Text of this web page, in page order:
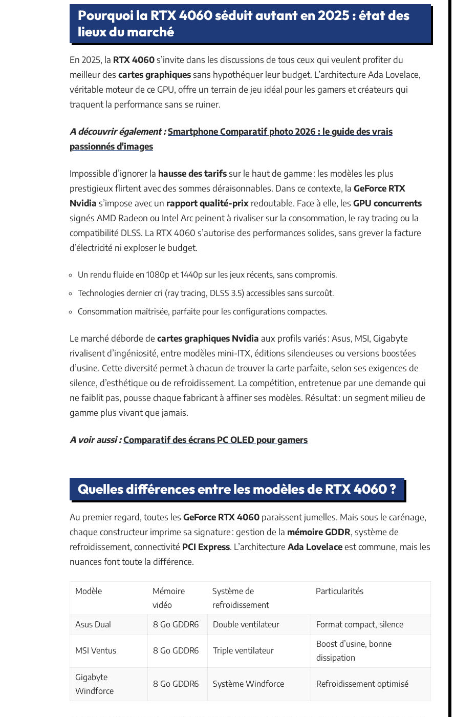
Pourquoi la RTX 4060 séduit autant en 2025 : état des
lieux du marché
En 2025, la RTX 4060s’invite dans les discussions de tous ceux qui veulent profiter du
meilleur des cartes graphiquessans hypothéquer leur budget. L’architecture Ada Lovelace,
véritable moteur de ce GPU, offre un terrain de jeu idéal pour les gamers et créateurs qui
traquent la performance sans se ruiner.
A découvrir également :Smartphone Comparatif photo 2026 : le guide des vrais
passionnés d'images
Impossible d’ignorer la hausse des tarifssur le haut de gamme : les modèles les plus
prestigieux flirtent avec des sommes déraisonnables. Dans ce contexte, la GeForce RTX
Nvidia s’impose avec un rapport qualité-prix redoutable. Face à elle, les GPU concurrents
signés AMD Radeon ou Intel Arc peinent à rivaliser sur la consommation, le ray tracing ou la
compatibilité DLSS. La RTX 4060 s’autorise des performances solides, sans grever la facture
d’électricité ni exploser le budget.
Un rendu fluide en 1080p et 1440p sur les jeux récents, sans compromis.
Technologies dernier cri (ray tracing, DLSS 3.5) accessibles sans surcoût.
Consommation maîtrisée, parfaite pour les configurations compactes.
Le marché déborde de cartes graphiques Nvidia aux profils variés : Asus, MSI, Gigabyte
rivalisent d’ingéniosité, entre modèles mini-ITX, éditions silencieuses ou versions boostées
d’usine. Cette diversité permet à chacun de trouver la carte parfaite, selon ses exigences de
silence, d’esthétique ou de refroidissement. La compétition, entretenue par une demande qui
ne faiblit pas, pousse chaque fabricant à affiner ses modèles. Résultat : un segment milieu de
gamme plus vivant que jamais.
A voir aussi :Comparatif des écrans PC OLED pour gamers
Quelles différences entre les modèles de RTX 4060 ?
Au premier regard, toutes les GeForce RTX 4060 paraissent jumelles. Mais sous le carénage,
chaque constructeur imprime sa signature : gestion de la mémoire GDDR, système de
refroidissement, connectivité PCI Express. L’architecture Ada Lovelaceest commune, mais les
nuances font toute la différence.
Modèle
Mémoire
vidéo
Système de
refroidissement
Particularités
Asus Dual 8 Go GDDR6 Double ventilateur Format compact, silence
MSI Ventus 8 Go GDDR6 Triple ventilateur
Boost d’usine, bonne
dissipation
Gigabyte
Windforce
8 Go GDDR6 Système Windforce Refroidissement optimisé